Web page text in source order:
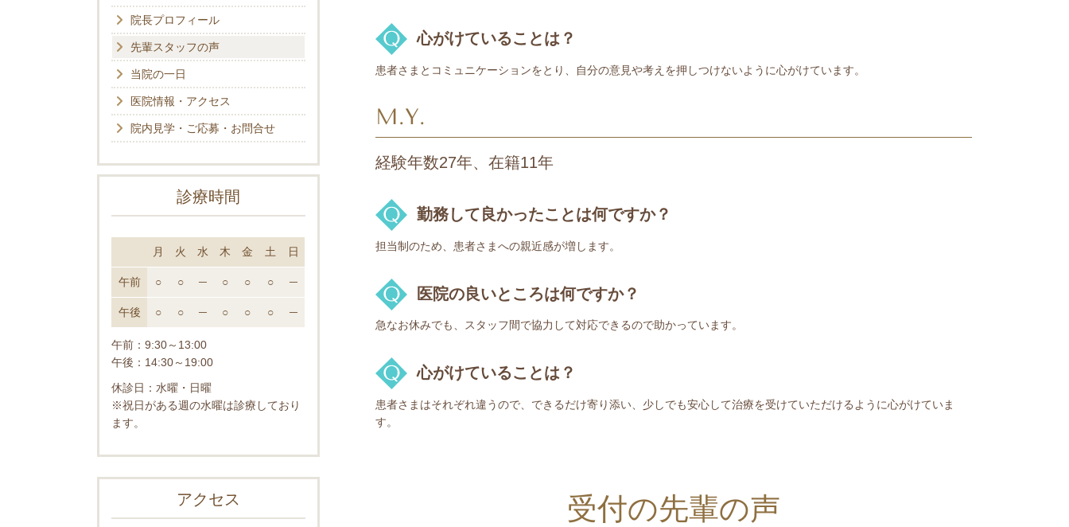
心がけていることは？
患者さまとコミュニケーションをとり、自分の意見や考えを押しつけないように心がけています。
M.Y.
経験年数27年、在籍11年
勤務して良かったことは何ですか？
担当制のため、患者さまへの親近感が増します。
医院の良いところは何ですか？
急なお休みでも、スタッフ間で協力して対応できるので助かっています。
心がけていることは？
患者さまはそれぞれ違うので、できるだけ寄り添い、少しでも安心して治療を受けていただけるように心がけていま
す。
受付の先輩の声
院長プロフィール
先輩スタッフの声
当院の一日
医院情報・アクセス
院内見学・ご応募・お問合せ
診療時間
月 火 水 木 金 土 日
午前 ○ ○ ─ ○ ○ ○ ─
午後 ○ ○ ─ ○ ○ ○ ─
午前：9:30～13:00
午後：14:30～19:00
休診日：水曜・日曜
※祝日がある週の水曜は診療しており
ます。
アクセス